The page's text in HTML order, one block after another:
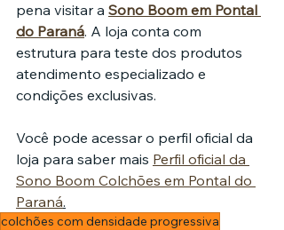
pena visitar a Sono Boom em Pontal
do Paraná. A loja conta com
estrutura para teste dos produtos
atendimento especializado e
condições exclusivas.
Você pode acessar o perfil oficial da
loja para saber mais Perfil oficial da
Sono Boom Colchões em Pontal do
Paraná.
colchões com densidade progressiva